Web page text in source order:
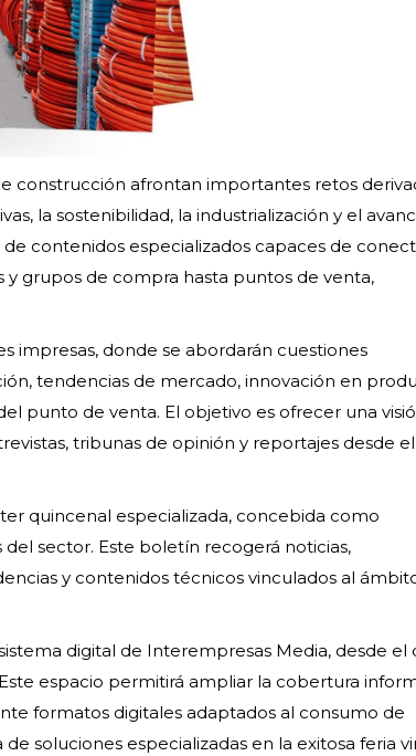
construcción afrontan importantes retos
la sostenibilidad, la industrialización y el
contenidos especializados capaces de
y grupos de compra hasta puntos de venta,
impresas, donde se abordarán cuestiones
tendencias de mercado, innovación en
punto de venta. El objetivo es ofrecer una
tribunas de opinión y reportajes desde el
quincenal especializada, concebida como
sector. Este boletín recogerá noticias,
y contenidos técnicos vinculados al
digital de Interempresas Media, desde el
espacio permitirá ampliar la cobertura
formatos digitales adaptados al consumo de
soluciones especializadas en la exitosa feria